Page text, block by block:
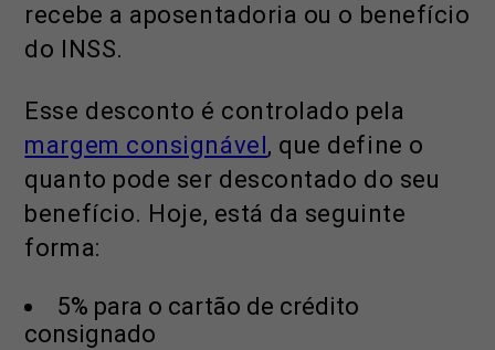
recebe a aposentadoria ou o benefício
do INSS.
Esse desconto é controlado pela
margem consignável , que define o
quanto pode ser descontado do seu
benefício. Hoje, está da seguinte
forma:
5% para o cartão de crédito
consignado